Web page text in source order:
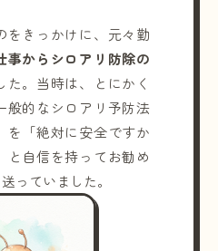
をきっかけに、元々勤
事からシロアリ防除の
た。当時は、とにかく
般的なシロアリ予防法
を「絶対に安全ですか
と自信を持ってお勧め
っていました。